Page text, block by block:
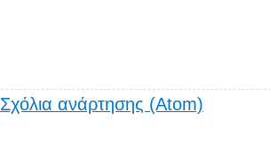
Σχόλια ανάρτησης (Atom)